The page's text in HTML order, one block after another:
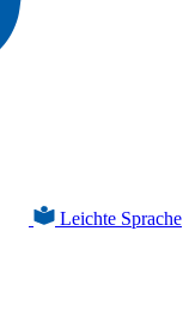
Leichte Sprache